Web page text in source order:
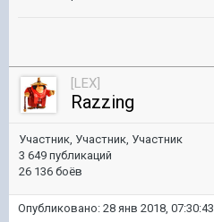
[LEX]
Razzing
Участник, Участник, Участник
3 649 публикаций
26 136 боёв
Опубликовано: 28 янв 2018, 07:30:43